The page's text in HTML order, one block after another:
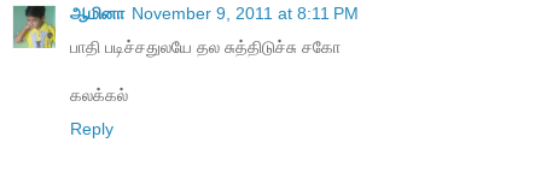
ஆமினா November 9, 2011 at 8:11 PM
பாதி படிச்சதுலயே தல சுத்திடுச்சு சகோ
கலக்கல்
Reply